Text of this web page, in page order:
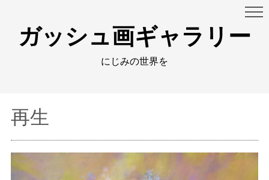
ガッシュ画ギャラリー
にじみの世界を
再生